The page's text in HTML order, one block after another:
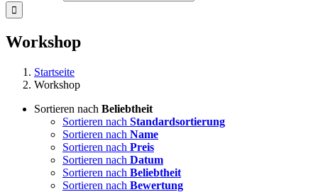
Workshop
Startseite
Workshop
Sortieren nach Beliebtheit
Sortieren nach Standardsortierung
Sortieren nach Name
Sortieren nach Preis
Sortieren nach Datum
Sortieren nach Beliebtheit
Sortieren nach Bewertung